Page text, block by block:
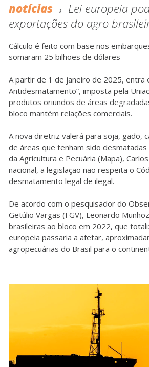
notícias
Lei europeia
exportações do agro
Cálculo é feito com base nos
somaram 25 bilhões de dólares
A partir de 1 de janeiro de 2025, entra
Antidesmatamento”, imposta pela
produtos oriundos de áreas
bloco mantém relações comerciais.
A nova diretriz valerá para soja, gado,
de áreas que tenham sido
da Agricultura e Pecuária (Mapa),
nacional, a legislação não respeita o
desmatamento legal de ilegal.
De acordo com o pesquisador do
Getúlio Vargas (FGV), Leonardo
brasileiras ao bloco em 2022, que
europeia passaria a afetar,
agropecuárias do Brasil para o